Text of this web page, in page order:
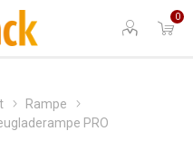
0
Rampe
PRO